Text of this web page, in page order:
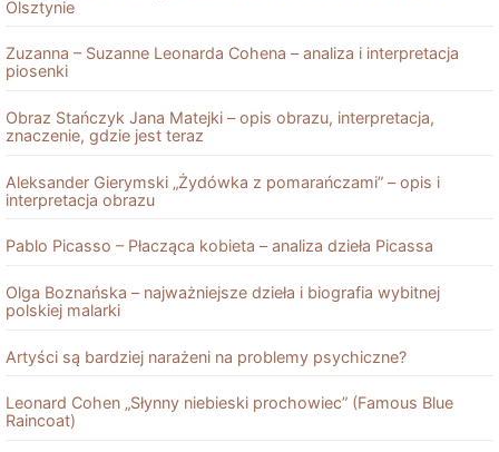
Olsztynie
Zuzanna – Suzanne Leonarda Cohena – analiza i interpretacja
piosenki
Obraz Stańczyk Jana Matejki – opis obrazu, interpretacja,
znaczenie, gdzie jest teraz
Aleksander Gierymski „Żydówka z pomarańczami” – opis i
interpretacja obrazu
Pablo Picasso – Płacząca kobieta – analiza dzieła Picassa
Olga Boznańska – najważniejsze dzieła i biografia wybitnej
polskiej malarki
Artyści są bardziej narażeni na problemy psychiczne?
Leonard Cohen „Słynny niebieski prochowiec” (Famous Blue
Raincoat)